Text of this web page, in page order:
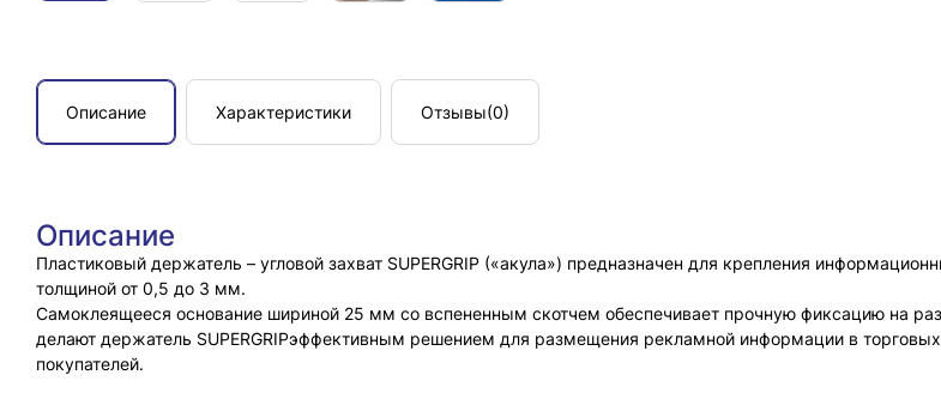
Описание Характеристики Отзывы(0)
Описание
Пластиковый держатель – угловой захват SUPERGRIP («акула») предназначен для крепления
толщиной от 0,5 до 3 мм.
Самоклеящееся основание шириной 25 мм со вспененным скотчем обеспечивает прочную фиксацию на
делают держатель SUPERGRIPэффективным решением для размещения рекламной информации в
покупателей.